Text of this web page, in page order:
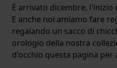
È arrivato dicembre, l'inizio
E anche noi amiamo fare
regalando un sacco di
orologio della nostra
d'occhio questa pagina